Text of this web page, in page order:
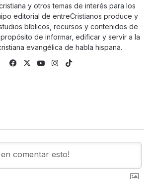
y otros temas de interés para los
editorial de entreCristianos produce y
bíblicos, recursos y contenidos de
de informar, edificar y servir a la
evangélica de habla hispana.
Fa
X
Yo
Ins